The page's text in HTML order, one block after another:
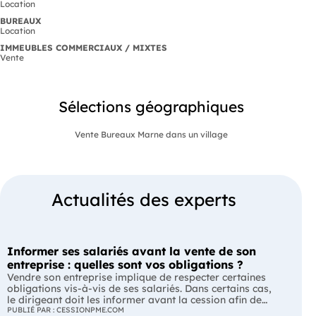
Location
BUREAUX
Location
IMMEUBLES COMMERCIAUX / MIXTES
Vente
Sélections géographiques
Vente Bureaux Marne dans un village
Actualités des experts
Informer ses salariés avant la vente de son
entreprise : quelles sont vos obligations ?
Vendre son entreprise implique de respecter certaines
obligations vis-à-vis de ses salariés. Dans certains cas,
le dirigeant doit les informer avant la cession afin de
leur permettre, s'ils le souhaitent, de présenter une offre
PUBLIÉ PAR : CESSIONPME.COM